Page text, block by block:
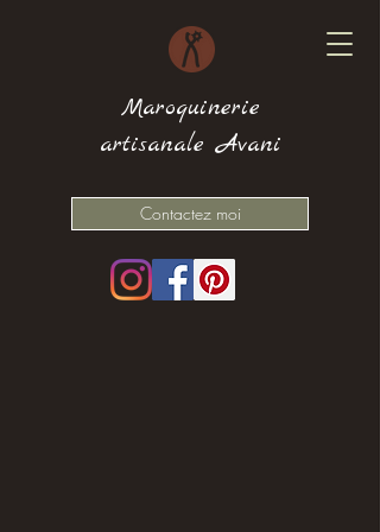
Maroquinerie
artisanale Avani
Contactez moi